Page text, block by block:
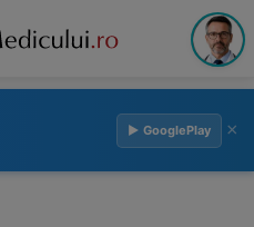
▶ GooglePlay ×